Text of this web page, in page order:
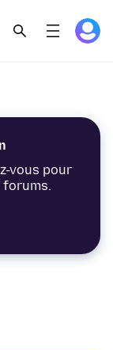
vous pour
forums.